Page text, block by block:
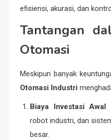
efisiensi, akurasi, dan
Tantangan
Otomasi
Meskipun banyak
Otomasi Industri
Biaya Investasi Awal
robot industri, dan
besar.